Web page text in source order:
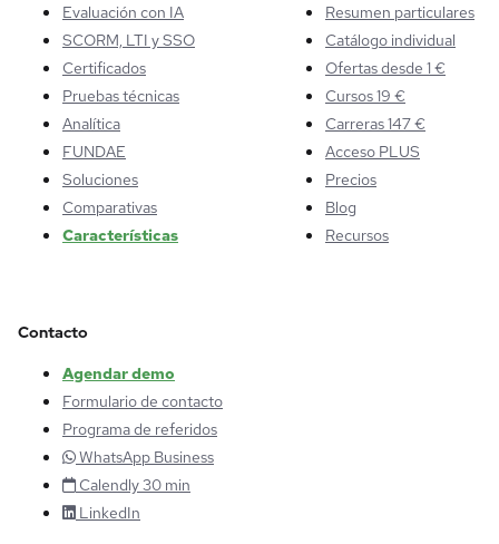
Evaluación con IA
SCORM, LTI y SSO
Certificados
Pruebas técnicas
Analítica
FUNDAE
Soluciones
Comparativas
Características
Resumen particulares
Catálogo individual
Ofertas desde 1 €
Cursos 19 €
Carreras 147 €
Acceso PLUS
Precios
Blog
Recursos
Contacto
Agendar demo
Formulario de contacto
Programa de referidos
WhatsApp Business
Calendly 30 min
LinkedIn